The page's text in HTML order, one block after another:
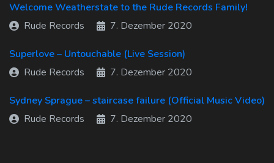
Welcome Weatherstate to the Rude Records Family!
Rude Records
7. Dezember 2020
Superlove – Untouchable (Live Session)
Rude Records
7. Dezember 2020
Sydney Sprague – staircase failure (Official Music Video)
Rude Records
7. Dezember 2020